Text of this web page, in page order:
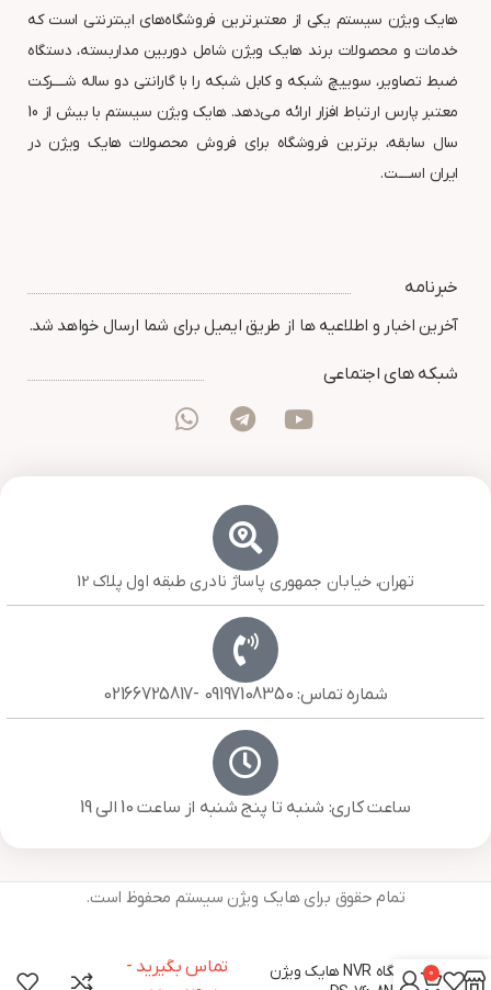
هایک ویژن سیستم یکی از معتبرترین فروشگاه‌های اینترنتی است که
خدمات و محصولات برند هایک ویژن شامل دوربین مداربسته، دستگاه
ضبط تصاویر، سوییچ شبکه و کابل شبکه را با گارانتی دو ساله شــــرکت
معتبر پارس ارتباط افزار ارائه می‌دهد. هایک ویژن سیستم با بیش از 10
سال سابقه، برترین فروشگاه برای فروش محصولات هایک ویژن در
ایران اســــت.
خبرنامه
آخرین اخبار و اطلاعیه ها از طریق ایمیل برای شما ارسال خواهد شد.
شبکه های اجتماعی
تهران، خیابان جمهوری پاساژ نادری طبقه اول پلاک 12
شماره تماس: 09197108350 -02166725817
ساعت کاری: شنبه تا پنج شنبه از ساعت 10 الی 19
تمام حقوق برای هایک ویژن سیستم محفوظ است.
دستگاه NVR هایک ویژن
تماس بگیرید -
0